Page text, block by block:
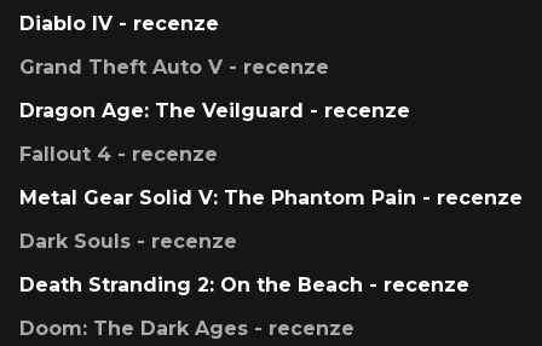
Diablo IV - recenze
Grand Theft Auto V - recenze
Dragon Age: The Veilguard - recenze
Fallout 4 - recenze
Metal Gear Solid V: The Phantom Pain - recenze
Dark Souls - recenze
Death Stranding 2: On the Beach - recenze
Doom: The Dark Ages - recenze